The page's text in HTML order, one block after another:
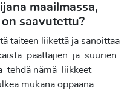
maailmassa,
saavutettu?
taiteen liikettä ja sanoittaa
päättäjien ja suurien
tehdä nämä liikkeet
mukana oppaana